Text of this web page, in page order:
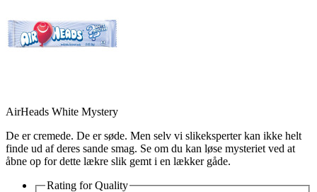
AirHeads White Mystery
De er cremede. De er søde. Men selv vi slikeksperter kan ikke helt
finde ud af deres sande smag. Se om du kan løse mysteriet ved at
åbne op for dette lækre slik gemt i en lækker gåde.
Rating forQuality